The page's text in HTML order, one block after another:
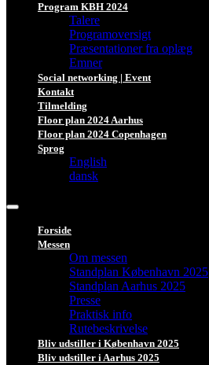
Program KBH 2024
Talere
Programoversigt
Præsentationer fra oplæg
Emner
Social networking | Event
Kontakt
Tilmelding
Floor plan 2024 Aarhus
Floor plan 2024 Copenhagen
Sprog
English
dansk
Forside
Messen
Om messen
Standplan København 2025
Standplan Aarhus 2025
Presse
Praktisk info
Rutebeskrivelse
Bliv udstiller i København 2025
Bliv udstiller i Aarhus 2025